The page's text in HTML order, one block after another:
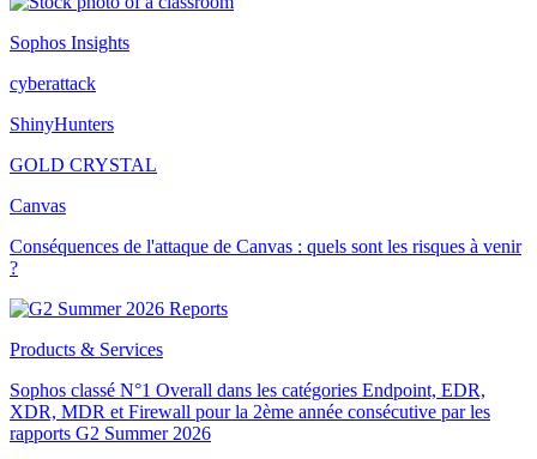
Sophos Insights
cyberattack
ShinyHunters
GOLD CRYSTAL
Canvas
Conséquences de l'attaque de Canvas : quels sont les risques à venir
?
Products & Services
Sophos classé N°1 Overall dans les catégories Endpoint, EDR,
XDR, MDR et Firewall pour la 2ème année consécutive par les
rapports G2 Summer 2026